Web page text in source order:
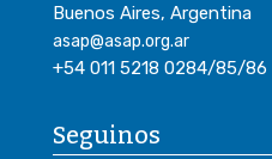
Buenos Aires, Argentina
asap@asap.org.ar
+54 011 5218 0284/85/86
Seguinos